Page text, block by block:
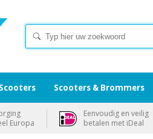
Scooters & Brommers
Europa
Eenvoudig en veilig
betalen met iDeal